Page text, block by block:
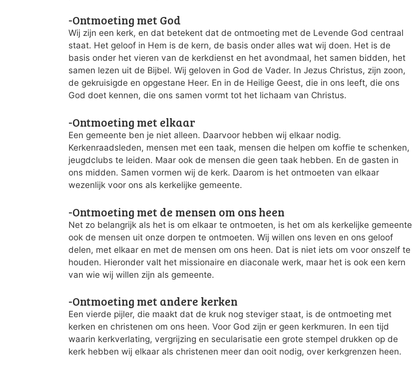
-Ontmoeting met God
Wij zijn een kerk, en dat betekent dat de ontmoeting met de Levende God centraal
staat. Het geloof in Hem is de kern, de basis onder alles wat wij doen. Het is de
basis onder het vieren van de kerkdienst en het avondmaal, het samen bidden, het
samen lezen uit de Bijbel. Wij geloven in God de Vader. In Jezus Christus, zijn zoon,
de gekruisigde en opgestane Heer. En in de Heilige Geest, die in ons leeft, die ons
God doet kennen, die ons samen vormt tot het lichaam van Christus.
-Ontmoeting met elkaar
Een gemeente ben je niet alleen. Daarvoor hebben wij elkaar nodig.
Kerkenraadsleden, mensen met een taak, mensen die helpen om koffie te schenken,
jeugdclubs te leiden. Maar ook de mensen die geen taak hebben. En de gasten in
ons midden. Samen vormen wij de kerk. Daarom is het ontmoeten van elkaar
wezenlijk voor ons als kerkelijke gemeente.
-Ontmoeting met de mensen om ons heen
Net zo belangrijk als het is om elkaar te ontmoeten, is het om als kerkelijke gemeente
ook de mensen uit onze dorpen te ontmoeten. Wij willen ons leven en ons geloof
delen, met elkaar en met de mensen om ons heen. Dat is niet iets om voor onszelf te
houden. Hieronder valt het missionaire en diaconale werk, maar het is ook een kern
van wie wij willen zijn als gemeente.
-Ontmoeting met andere kerken
Een vierde pijler, die maakt dat de kruk nog steviger staat, is de ontmoeting met
kerken en christenen om ons heen. Voor God zijn er geen kerkmuren. In een tijd
waarin kerkverlating, vergrijzing en secularisatie een grote stempel drukken op de
kerk hebben wij elkaar als christenen meer dan ooit nodig, over kerkgrenzen heen.